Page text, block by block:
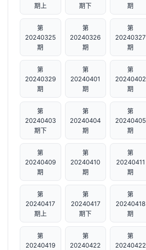
期上
期下
期
第
20240325
期
第
20240326
期
第
20240327
期
第
20240329
期
第
20240401
期
第
20240402
期
第
20240403
期下
第
20240404
期
第
20240405
期
第
20240409
期
第
20240410
期
第
20240411
期
第
20240417
期上
第
20240417
期下
第
20240418
期
第
20240419
第
20240422
第
20240422